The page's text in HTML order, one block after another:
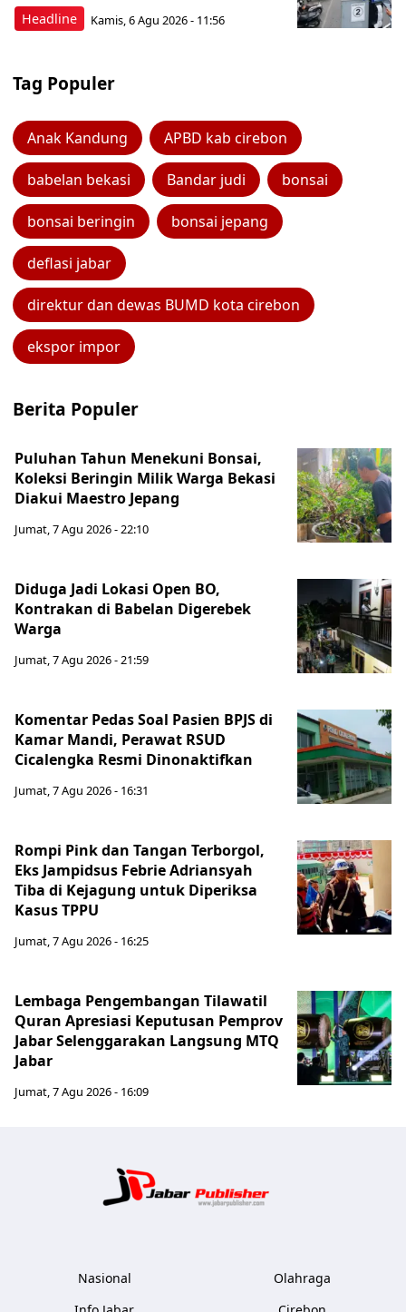
Headline Kamis, 6 Agu 2026 - 11:56
Tag Populer
Anak Kandung APBD kab cirebon
babelan bekasi Bandar judi bonsai
bonsai beringin bonsai jepang
deflasi jabar
direktur dan dewas BUMD kota cirebon
ekspor impor
Berita Populer
Puluhan Tahun Menekuni Bonsai,
Koleksi Beringin Milik Warga Bekasi
Diakui Maestro Jepang
Jumat, 7 Agu 2026 - 22:10
Diduga Jadi Lokasi Open BO,
Kontrakan di Babelan Digerebek
Warga
Jumat, 7 Agu 2026 - 21:59
Komentar Pedas Soal Pasien BPJS di
Kamar Mandi, Perawat RSUD
Cicalengka Resmi Dinonaktifkan
Jumat, 7 Agu 2026 - 16:31
Rompi Pink dan Tangan Terborgol,
Eks Jampidsus Febrie Adriansyah
Tiba di Kejagung untuk Diperiksa
Kasus TPPU
Jumat, 7 Agu 2026 - 16:25
Lembaga Pengembangan Tilawatil
Quran Apresiasi Keputusan Pemprov
Jabar Selenggarakan Langsung MTQ
Jabar
Jumat, 7 Agu 2026 - 16:09
Nasional
Olahraga